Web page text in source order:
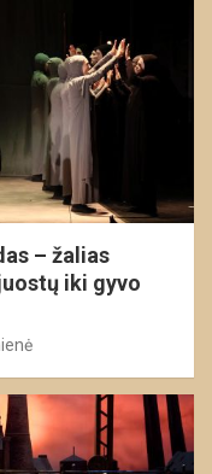
– žalias
iki gyvo